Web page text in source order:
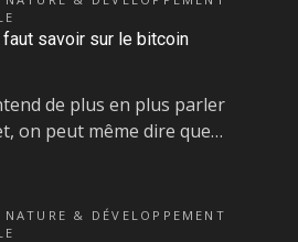
faut savoir sur le bitcoin
de plus en plus parler
on peut même dire que…
NATURE & DÉVELOPPEMENT